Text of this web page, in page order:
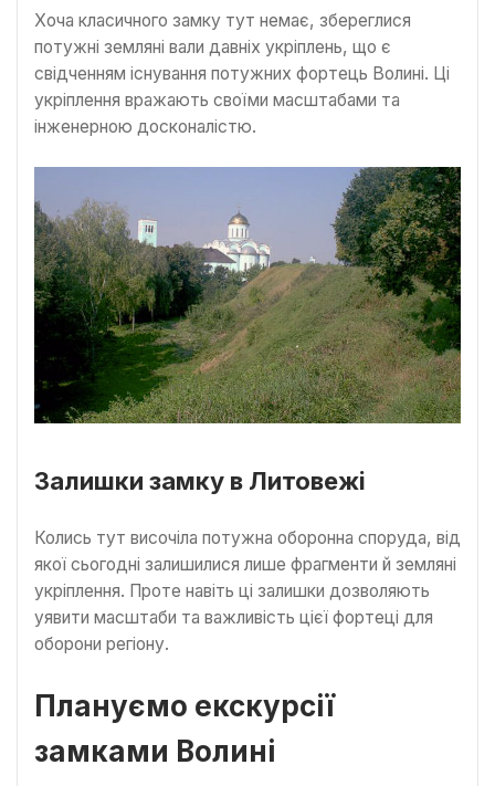
Хоча класичного замку тут немає, збереглися
потужні земляні вали давніх укріплень, що є
свідченням існування потужних фортець Волині. Ці
укріплення вражають своїми масштабами та
інженерною досконалістю.
Залишки замку в Литовежі
Колись тут височіла потужна оборонна споруда, від
якої сьогодні залишилися лише фрагменти й земляні
укріплення. Проте навіть ці залишки дозволяють
уявити масштаби та важливість цієї фортеці для
оборони регіону.
Плануємо екскурсії
замками Волині